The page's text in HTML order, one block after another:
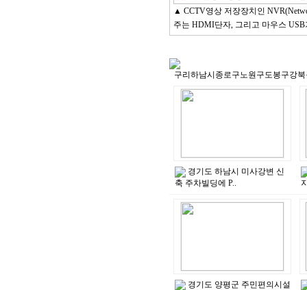
▲ CCTV영상 저장장치인
주는 HDMI단자, 그리고 마우스
경기도 하남시 미사강변 신
축 주차빌딩에 P..
경기도 양평군 주민편의시설